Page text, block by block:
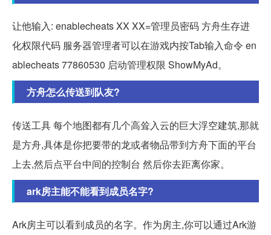
让他输入: enablecheats XX XX=管理员密码 方舟生存进
化权限代码 服务器管理者可以在游戏内按Tab输入命令 en
ablecheats 77860530 启动管理权限 ShowMyAd。
方舟怎么传送到队友?
传送工具 每个地图都有几个高耸入云的巨大浮空建筑,那就
是方舟,具体是你把要带的龙或者物品带到方舟下面的平台
上去,然后点平台中间的控制台 然后你去距离你家。
ark房主能不能看到成员名字?
Ark房主可以看到成员的名字。作为房主,你可以通过Ark游